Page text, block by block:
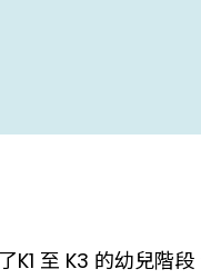
至 K3 的幼兒階